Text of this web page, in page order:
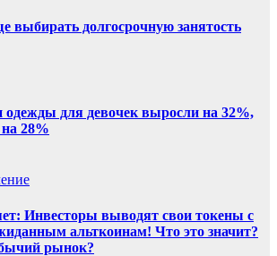
выбирать долгосрочную занятость
одежды для девочек выросли на 32%,
28%
Инвесторы выводят свои токены с
альткоинам! Что это значит?
рынок?